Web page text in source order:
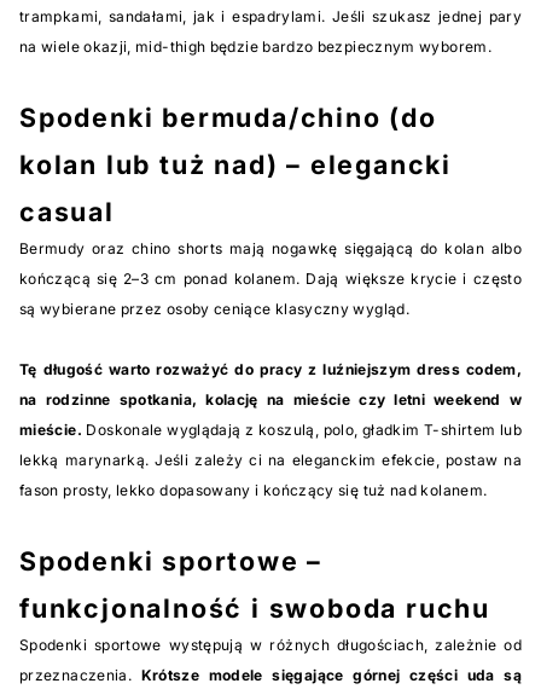
trampkami, sandałami, jak i espadrylami. Jeśli szukasz jednej pary
na wiele okazji, mid-thigh będzie bardzo bezpiecznym wyborem.
Spodenki bermuda/chino (do
kolan lub tuż nad) – elegancki
casual
Bermudy oraz chino shorts mają nogawkę sięgającą do kolan albo
kończącą się 2–3 cm ponad kolanem. Dają większe krycie i często
są wybierane przez osoby ceniące klasyczny wygląd.
Tę długość warto rozważyć do pracy z luźniejszym dress codem,
na rodzinne spotkania, kolację na mieście czy letni weekend w
mieście. Doskonale wyglądają z koszulą, polo, gładkim T-shirtem lub
lekką marynarką. Jeśli zależy ci na eleganckim efekcie, postaw na
fason prosty, lekko dopasowany i kończący się tuż nad kolanem.
Spodenki sportowe –
funkcjonalność i swoboda ruchu
Spodenki sportowe występują w różnych długościach, zależnie od
przeznaczenia. Krótsze modele sięgające górnej części uda są